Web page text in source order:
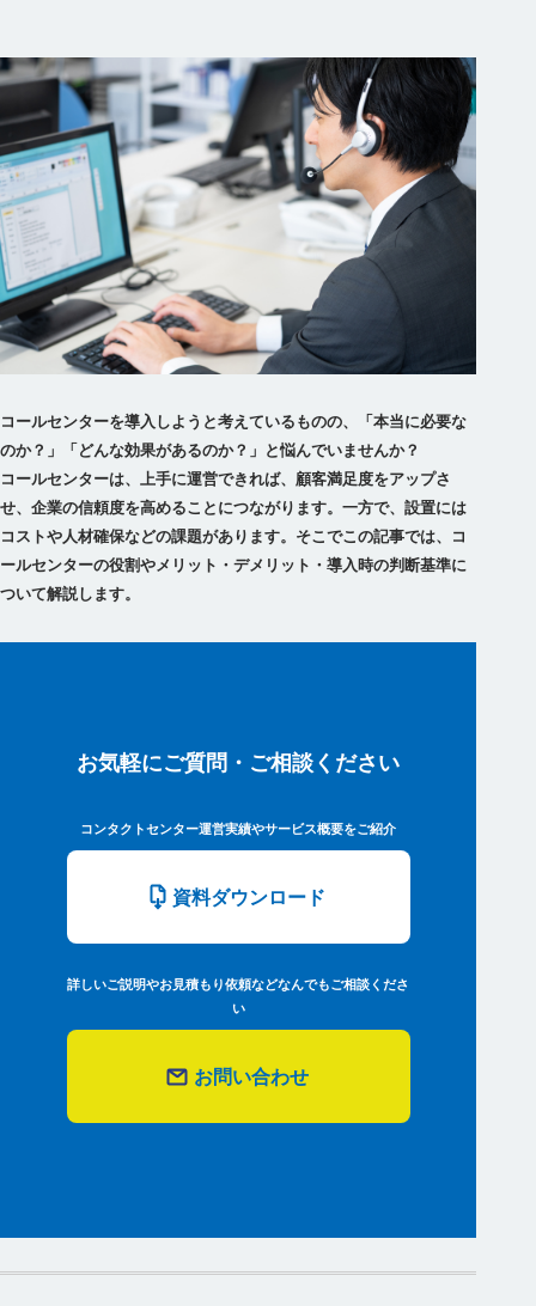
コールセンターを導入しようと考えているものの、「本当に必要な
のか？」「どんな効果があるのか？」と悩んでいませんか？
コールセンターは、上手に運営できれば、顧客満足度をアップさ
せ、企業の信頼度を高めることにつながります。一方で、設置には
コストや人材確保などの課題があります。そこでこの記事では、コ
ールセンターの役割やメリット・デメリット・導入時の判断基準に
お気軽にご質問・ご相談ください
コンタクトセンター運営実績やサービス概要をご紹介
資料ダウンロード
詳しいご説明やお見積もり依頼などなんでもご相談くださ
い
お問い合わせ